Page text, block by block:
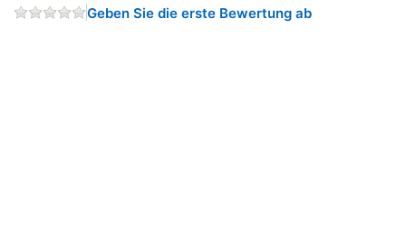
Geben Sie die erste Bewertung ab